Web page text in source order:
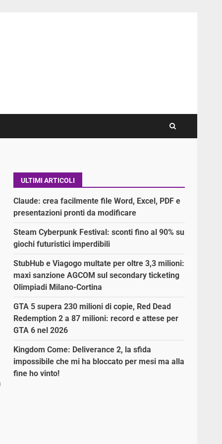
ULTIMI ARTICOLI
Claude: crea facilmente file Word, Excel, PDF e
presentazioni pronti da modificare
Steam Cyberpunk Festival: sconti fino al 90% su
giochi futuristici imperdibili
StubHub e Viagogo multate per oltre 3,3 milioni:
maxi sanzione AGCOM sul secondary ticketing
Olimpiadi Milano-Cortina
GTA 5 supera 230 milioni di copie, Red Dead
Redemption 2 a 87 milioni: record e attese per
GTA 6 nel 2026
Kingdom Come: Deliverance 2, la sfida
impossibile che mi ha bloccato per mesi ma alla
fine ho vinto!